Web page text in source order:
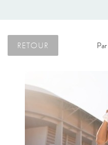
RETOUR Par